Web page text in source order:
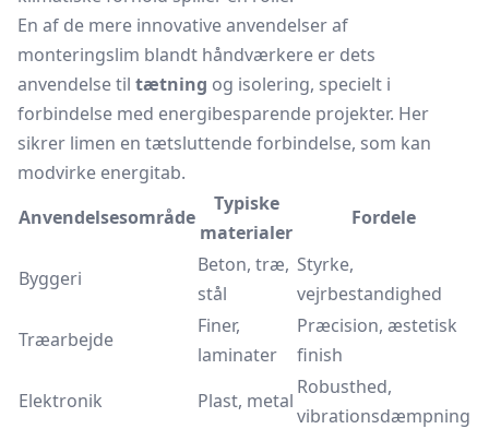
En af de mere innovative anvendelser af
monteringslim blandt håndværkere er dets
anvendelse til tætning og isolering, specielt i
forbindelse med energibesparende projekter. Her
sikrer limen en tætsluttende forbindelse, som kan
modvirke energitab.
Anvendelsesområde
Typiske
materialer
Fordele
Byggeri
Beton, træ,
stål
Styrke,
vejrbestandighed
Træarbejde
Finer,
laminater
Præcision, æstetisk
finish
Elektronik
Plast, metal
Robusthed,
vibrationsdæmpning